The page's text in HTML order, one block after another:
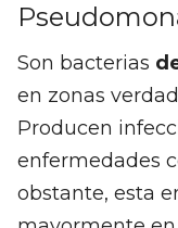
Son bacterias
en zonas
Producen
enfermedades
obstante, esta